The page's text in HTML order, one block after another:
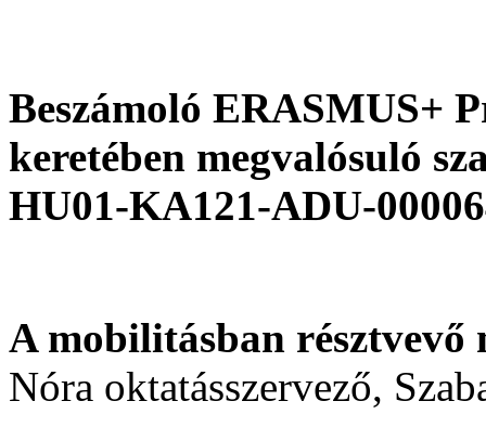
Beszámoló ERASMUS+
keretében megvalósuló
HU01-KA121-ADU-
A mobilitásban résztvevő
Nóra oktatásszervező,